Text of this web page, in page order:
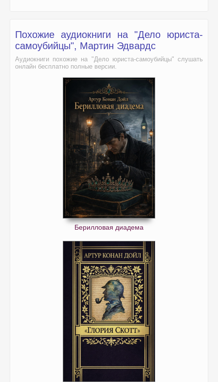
Похожие аудиокниги на "Дело юриста-
самоубийцы", Мартин Эдвардс
Аудиокниги похожие на "Дело юриста-самоубийцы" слушать
онлайн бесплатно полные версии.
Берилловая диадема